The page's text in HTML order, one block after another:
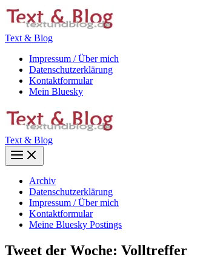
Zum
Inhalt
Text & Blog
Impressum / Über mich
Datenschutzerklärung
Kontaktformular
Mein Bluesky
Text & Blog
Main
Menu
Archiv
Datenschutzerklärung
Impressum / Über mich
Kontaktformular
Meine Bluesky Postings
Tweet der Woche: Volltreffer